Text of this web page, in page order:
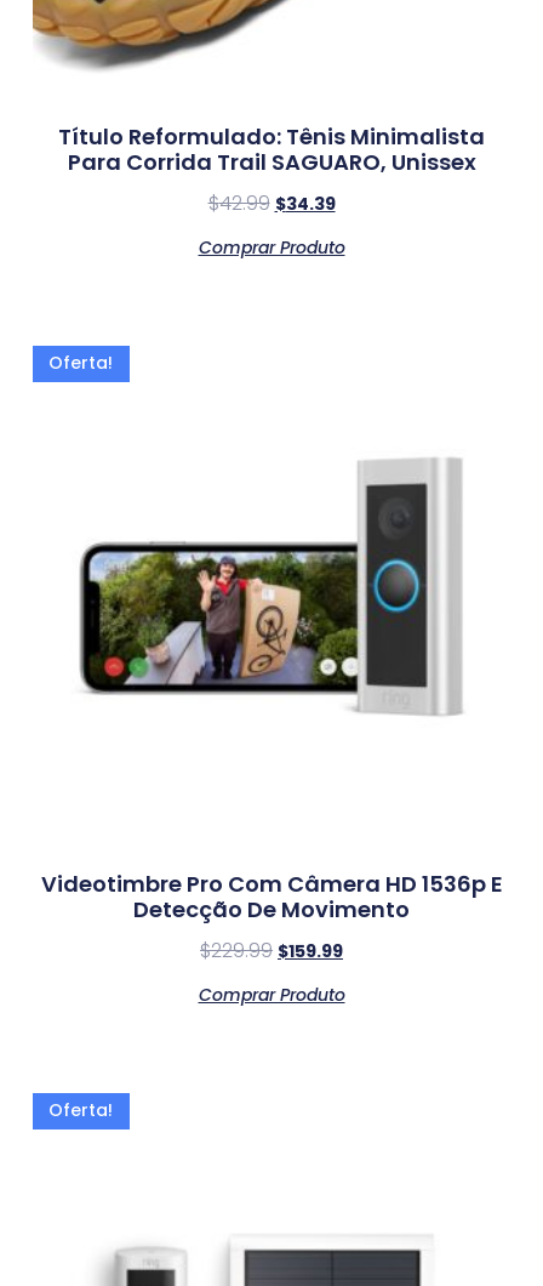
Título Reformulado: Tênis Minimalista
Para Corrida Trail SAGUARO, Unissex
$42.99 $34.39
Comprar Produto
Oferta!
Videotimbre Pro Com Câmera HD 1536p E
Detecção De Movimento
$229.99 $159.99
Comprar Produto
Oferta!